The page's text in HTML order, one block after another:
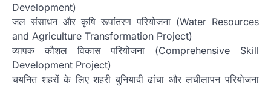
Development)
जल संसाधन और कृषि रूपांतरण परियोजना (Water Resources
and Agriculture Transformation Project)
व्यापक कौशल विकास परियोजना (Comprehensive Skill
Development Project)
चयनित शहरों के लिए शहरी बुनियादी ढांचा और लचीलापन परियोजना